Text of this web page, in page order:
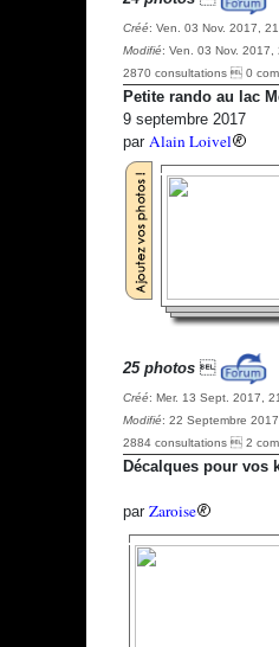
Créé: Ven. 03 Nov. 2017,
Modifié: Ven. 03 Nov. 2017,
2870 consultations  0
Petite rando au lac
9 septembre 2017
par Alain Loivel
25 photos
Créé: Mer. 13 Sept. 2017,
Modifié: 22 Septembre 2017
2884 consultations  2
Décalques pour vos
par Zaroise